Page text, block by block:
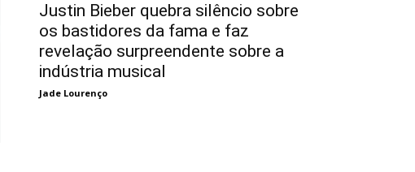
Justin Bieber quebra silêncio sobre
os bastidores da fama e faz
revelação surpreendente sobre a
indústria musical
Jade Lourenço